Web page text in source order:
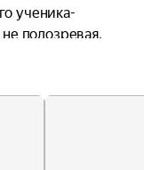
ученика-
подозревая,
и